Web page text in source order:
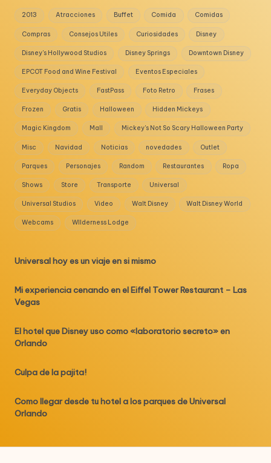
2013 Atracciones Buffet Comida Comidas
Compras Consejos Utiles Curiosidades Disney
Disney's Hollywood Studios Disney Springs Downtown Disney
EPCOT Food and Wine Festival Eventos Especiales
Everyday Objects FastPass Foto Retro Frases
Frozen Gratis Halloween Hidden Mickeys
Magic Kingdom Mall Mickey's Not So Scary Halloween Party
Misc Navidad Noticias novedades Outlet
Parques Personajes Random Restaurantes Ropa
Shows Store Transporte Universal
Universal Studios Video Walt Disney Walt Disney World
Webcams WIlderness Lodge
Universal hoy es un viaje en si mismo
Mi experiencia cenando en el Eiffel Tower Restaurant – Las
Vegas
El hotel que Disney uso como «laboratorio secreto» en
Orlando
Culpa de la pajita!
Como llegar desde tu hotel a los parques de Universal
Orlando